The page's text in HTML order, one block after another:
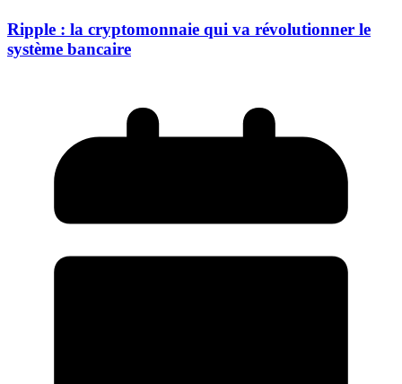
Ripple : la cryptomonnaie qui va révolutionner le
système bancaire